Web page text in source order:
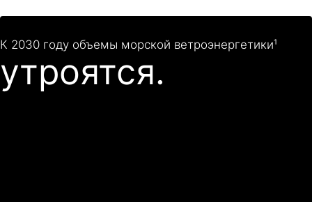
К 2030 году объемы морской ветроэнергетики¹
утроятся.